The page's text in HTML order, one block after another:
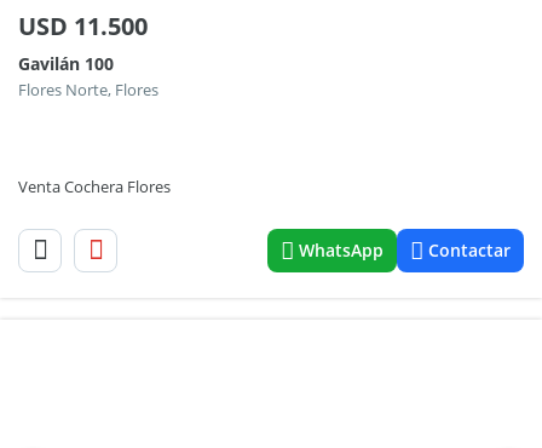
USD 11.500
Gavilán 100
Flores Norte, Flores
Venta Cochera Flores
WhatsApp Contactar